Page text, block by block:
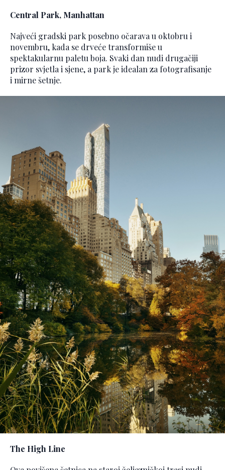
Central Park, Manhattan
Najveći gradski park posebno očarava u oktobru i
novembru, kada se drveće transformiše u
spektakularnu paletu boja. Svaki dan nudi drugačiji
prizor svjetla i sjene, a park je idealan za fotografisanje
i mirne šetnje.
The High Line